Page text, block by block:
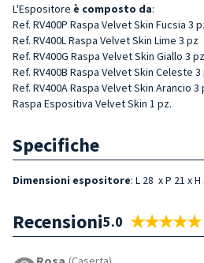
L'Espositore è composto da:
Ref. RV400P Raspa Velvet Skin Fucsia 3
Ref. RV400L Raspa Velvet Skin Lime 3 pz
Ref. RV400G Raspa Velvet Skin Giallo 3 pz
Ref. RV400B Raspa Velvet Skin Celeste 3
Ref. RV400A Raspa Velvet Skin Arancio 3
Raspa Espositiva Velvet Skin 1 pz.
Specifiche
Dimensioni espositore: L 28 x P 21 x
Recensioni5.0